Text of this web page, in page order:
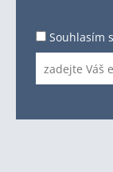
Souhlasím